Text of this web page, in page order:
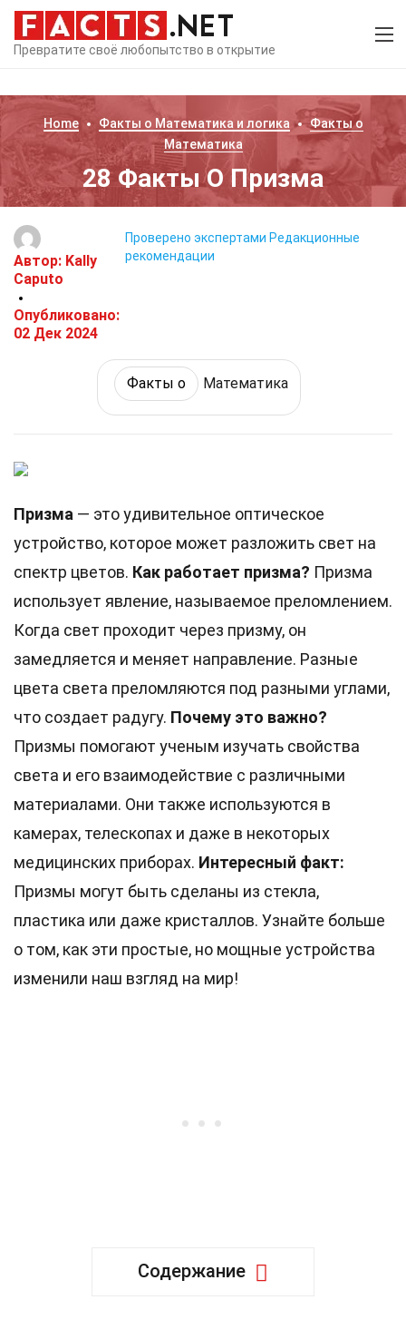
Превратите своё любопытство в открытие
Home Факты о Математика и логика
Факты о
Математика
28 Факты О Призма
Автор: Kally
Caputo
Опубликовано:
02 Дек 2024
Проверено экспертами Редакционные
рекомендации
Факты о Математика
Призма — это удивительное оптическое
устройство, которое может разложить свет на
спектр цветов. Как работает призма? Призма
использует явление, называемое преломлением.
Когда свет проходит через призму, он
замедляется и меняет направление. Разные
цвета света преломляются под разными углами,
что создает радугу. Почему это важно?
Призмы помогают ученым изучать свойства
света и его взаимодействие с различными
материалами. Они также используются в
камерах, телескопах и даже в некоторых
медицинских приборах. Интересный факт:
Призмы могут быть сделаны из стекла,
пластика или даже кристаллов. Узнайте больше
о том, как эти простые, но мощные устройства
изменили наш взгляд на мир!
Содержание